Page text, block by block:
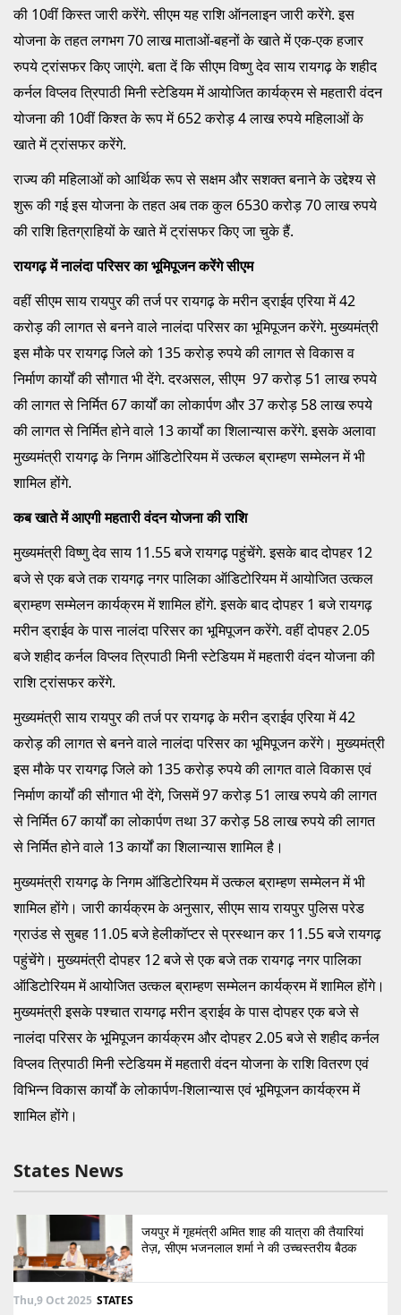
की 10वीं किस्त जारी करेंगे. सीएम यह राशि ऑनलाइन जारी करेंगे. इस
योजना के तहत लगभग 70 लाख माताओं-बहनों के खाते में एक-एक हजार
रुपये ट्रांसफर किए जाएंगे. बता दें कि सीएम विष्णु देव साय रायगढ़ के शहीद
कर्नल विप्लव त्रिपाठी मिनी स्टेडियम में आयोजित कार्यक्रम से महतारी वंदन
योजना की 10वीं किश्त के रूप में 652 करोड़ 4 लाख रुपये महिलाओं के
खाते में ट्रांसफर करेंगे.
राज्य की महिलाओं को आर्थिक रूप से सक्षम और सशक्त बनाने के उद्देश्य से
शुरू की गई इस योजना के तहत अब तक कुल 6530 करोड़ 70 लाख रुपये
की राशि हितग्राहियों के खाते में ट्रांसफर किए जा चुके हैं.
रायगढ़ में नालंदा परिसर का भूमिपूजन करेंगे सीएम
वहीं सीएम साय रायपुर की तर्ज पर रायगढ़ के मरीन ड्राईव एरिया में 42
करोड़ की लागत से बनने वाले नालंदा परिसर का भूमिपूजन करेंगे. मुख्यमंत्री
इस मौके पर रायगढ़ जिले को 135 करोड़ रुपये की लागत से विकास व
निर्माण कार्यों की सौगात भी देंगे. दरअसल, सीएम 97 करोड़ 51 लाख रुपये
की लागत से निर्मित 67 कार्यों का लोकार्पण और 37 करोड़ 58 लाख रुपये
की लागत से निर्मित होने वाले 13 कार्यों का शिलान्यास करेंगे. इसके अलावा
मुख्यमंत्री रायगढ़ के निगम ऑडिटोरियम में उत्कल ब्राम्हण सम्मेलन में भी
शामिल होंगे.
कब खाते में आएगी महतारी वंदन योजना की राशि
मुख्यमंत्री विष्णु देव साय 11.55 बजे रायगढ़ पहुंचेंगे. इसके बाद दोपहर 12
बजे से एक बजे तक रायगढ़ नगर पालिका ऑडिटोरियम में आयोजित उत्कल
ब्राम्हण सम्मेलन कार्यक्रम में शामिल होंगे. इसके बाद दोपहर 1 बजे रायगढ़
मरीन ड्राईव के पास नालंदा परिसर का भूमिपूजन करेंगे. वहीं दोपहर 2.05
बजे शहीद कर्नल विप्लव त्रिपाठी मिनी स्टेडियम में महतारी वंदन योजना की
राशि ट्रांसफर करेंगे.
मुख्यमंत्री साय रायपुर की तर्ज पर रायगढ़ के मरीन ड्राईव एरिया में 42
करोड़ की लागत से बनने वाले नालंदा परिसर का भूमिपूजन करेंगे। मुख्यमंत्री
इस मौके पर रायगढ़ जिले को 135 करोड़ रुपये की लागत वाले विकास एवं
निर्माण कार्यों की सौगात भी देंगे, जिसमें 97 करोड़ 51 लाख रुपये की लागत
से निर्मित 67 कार्यों का लोकार्पण तथा 37 करोड़ 58 लाख रुपये की लागत
से निर्मित होने वाले 13 कार्यों का शिलान्यास शामिल है।
मुख्यमंत्री रायगढ़ के निगम ऑडिटोरियम में उत्कल ब्राम्हण सम्मेलन में भी
शामिल होंगे। जारी कार्यक्रम के अनुसार, सीएम साय रायपुर पुलिस परेड
ग्राउंड से सुबह 11.05 बजे हेलीकॉप्टर से प्रस्थान कर 11.55 बजे रायगढ़
पहुंचेंगे। मुख्यमंत्री दोपहर 12 बजे से एक बजे तक रायगढ़ नगर पालिका
ऑडिटोरियम में आयोजित उत्कल ब्राम्हण सम्मेलन कार्यक्रम में शामिल होंगे।
मुख्यमंत्री इसके पश्चात रायगढ़ मरीन ड्राईव के पास दोपहर एक बजे से
नालंदा परिसर के भूमिपूजन कार्यक्रम और दोपहर 2.05 बजे से शहीद कर्नल
विप्लव त्रिपाठी मिनी स्टेडियम में महतारी वंदन योजना के राशि वितरण एवं
विभिन्न विकास कार्यों के लोकार्पण-शिलान्यास एवं भूमिपूजन कार्यक्रम में
शामिल होंगे।
States News
जयपुर में गृहमंत्री अमित शाह की यात्रा की तैयारियां
तेज़, सीएम भजनलाल शर्मा ने की उच्चस्तरीय बैठक
Thu,9 Oct 2025 STATES